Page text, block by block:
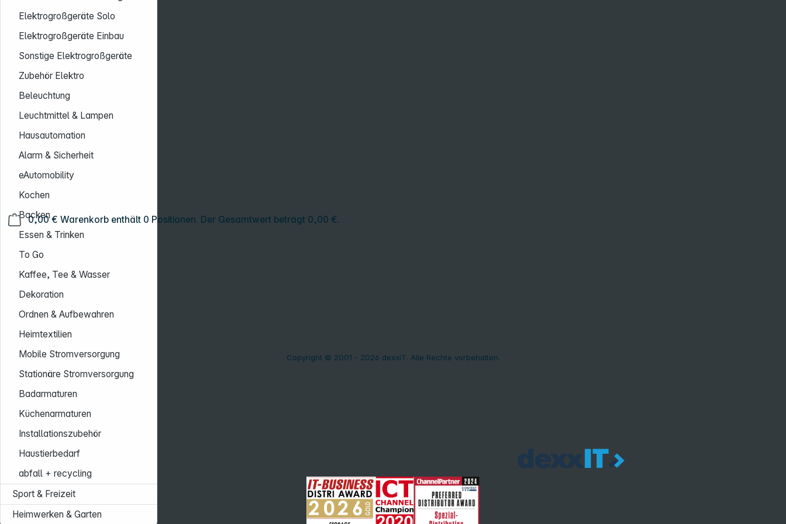
0,00 € Warenkorb enthält 0 Positionen. Der Gesamtwert beträgt 0,00 €.
Elektrogroßgeräte Solo
Elektrogroßgeräte Einbau
Sonstige Elektrogroßgeräte
Zubehör Elektro
Beleuchtung
Leuchtmittel & Lampen
Hausautomation
Alarm & Sicherheit
eAutomobility
Kochen
Backen
Essen & Trinken
To Go
Kaffee, Tee & Wasser
Dekoration
Ordnen & Aufbewahren
Heimtextilien
Mobile Stromversorgung
Stationäre Stromversorgung
Badarmaturen
Küchenarmaturen
Installationszubehör
Haustierbedarf
abfall + recycling
Sport & Freizeit
Heimwerken & Garten
Copyright © 2001 - 2026 dexxIT. Alle Rechte vorbehalten.